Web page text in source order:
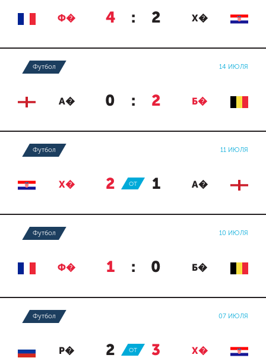
Ф� 4 : 2 Х�
Футбол 14 ИЮЛЯ
А� 0 : 2 Б�
Футбол 11 ИЮЛЯ
Х� 2 : 1 А�
ОТ
Футбол 10 ИЮЛЯ
Ф� 1 : 0 Б�
Футбол 07 ИЮЛЯ
Р� 2 : 3 Х�
ОТ